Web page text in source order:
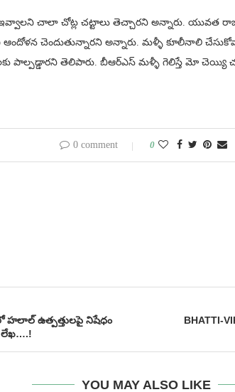
చాలా చోట్ల చట్టాలు తెచ్చారని అన్నారు. యువత
చెందుతున్నారని అన్నారు. మళ్ళీ కూలీనాలి
పాల్పడ్డారని తెలిపారు. బీఆర్‌ఎస్ మళ్ళీ గెలిస్తే మో చెయ్యి
0 comment 0
హలాల్ ఉత్పత్తులపై నిషేధం
లేఖ….!
BHATTI-
YOU MAY ALSO LIKE